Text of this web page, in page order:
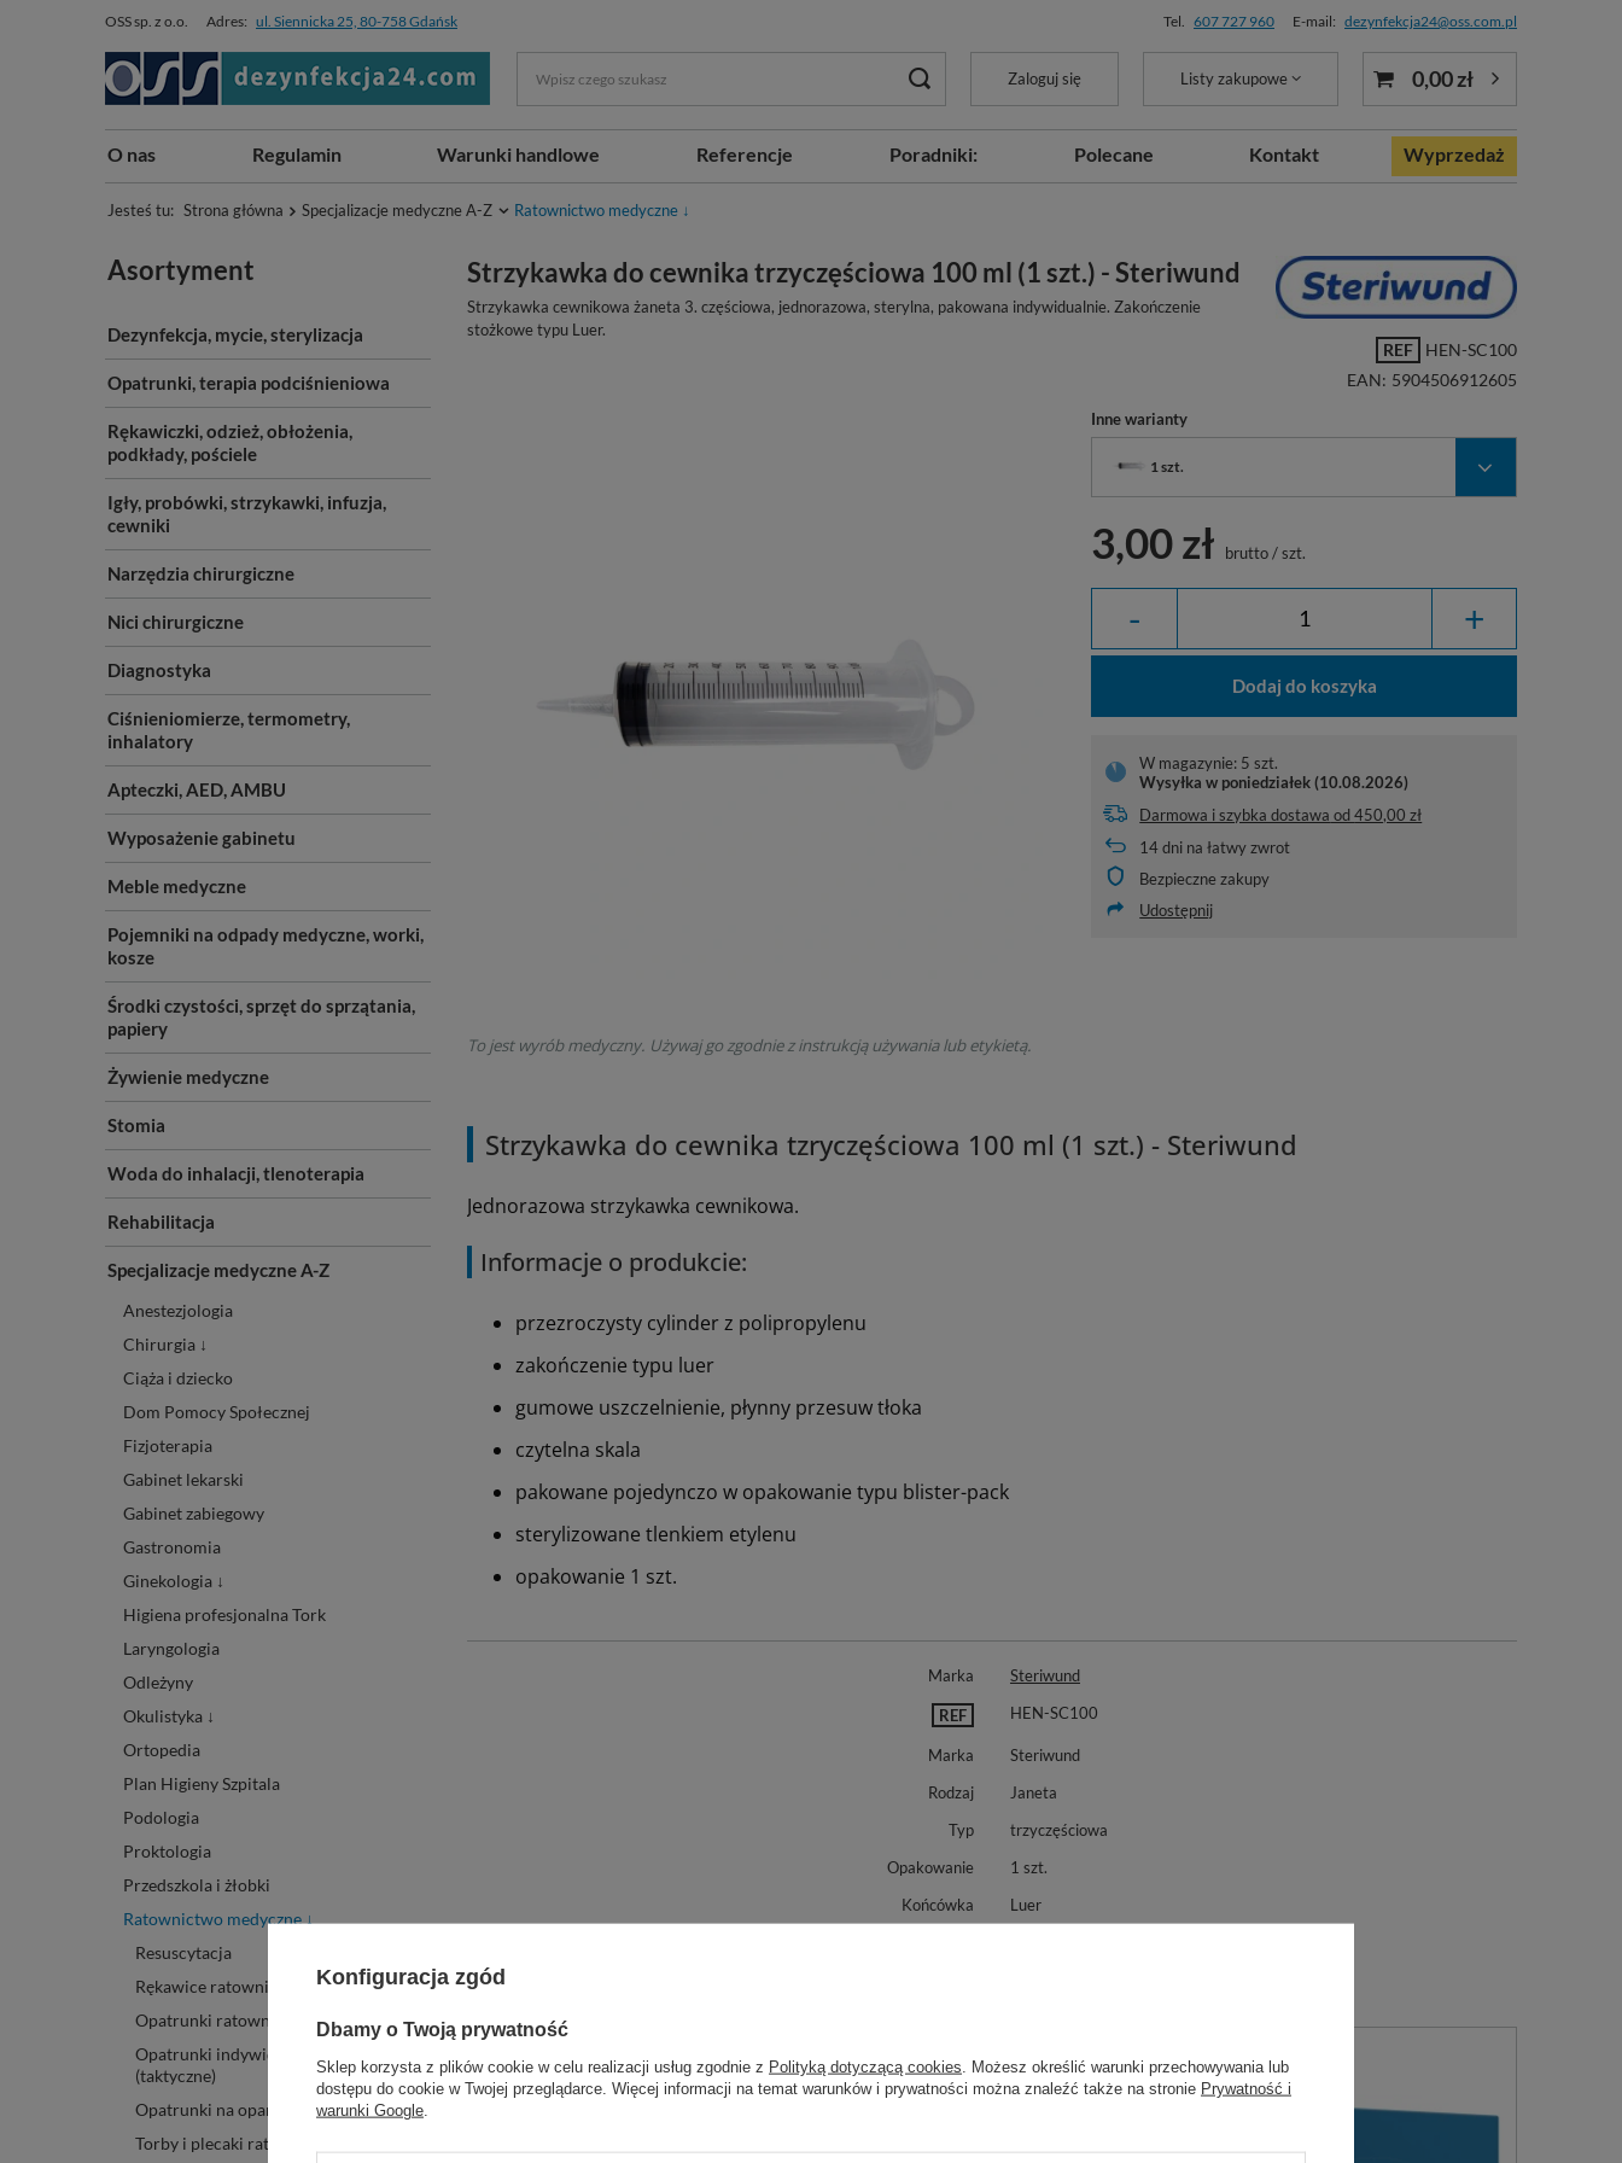
OSS sp. z o.o. Adres: ul. Siennicka 25, 80-758 Gdańsk Tel. 607 727 960 E-mail: dezynfekcja24@oss.com.pl
Zaloguj się Listy zakupowe 0,00 zł
O nas Regulamin Warunki handlowe Referencje Poradniki: Polecane Kontakt Wyprzedaż
Jesteś tu: Strona główna Specjalizacje medyczne A-Z Ratownictwo medyczne ↓
Asortyment
Dezynfekcja, mycie, sterylizacja
Opatrunki, terapia podciśnieniowa
Rękawiczki, odzież, obłożenia,
podkłady, pościele
Igły, probówki, strzykawki, infuzja,
cewniki
Narzędzia chirurgiczne
Nici chirurgiczne
Diagnostyka
Ciśnieniomierze, termometry,
inhalatory
Apteczki, AED, AMBU
Wyposażenie gabinetu
Meble medyczne
Pojemniki na odpady medyczne, worki,
kosze
Środki czystości, sprzęt do sprzątania,
papiery
Żywienie medyczne
Stomia
Woda do inhalacji, tlenoterapia
Rehabilitacja
Specjalizacje medyczne A-Z
Anestezjologia
Chirurgia ↓
Ciąża i dziecko
Dom Pomocy Społecznej
Fizjoterapia
Gabinet lekarski
Gabinet zabiegowy
Gastronomia
Ginekologia ↓
Higiena profesjonalna Tork
Laryngologia
Odleżyny
Okulistyka ↓
Ortopedia
Plan Higieny Szpitala
Podologia
Proktologia
Przedszkola i żłobki
Ratownictwo medyczne ↓
Resuscytacja
Rękawice ratownicze
Opatrunki ratownicze
Opatrunki indywidualne
(taktyczne)
Opatrunki na oparzenia
Torby i plecaki ratownicze
Strzykawka do cewnika trzyczęściowa 100 ml (1 szt.) - Steriwund
Strzykawka cewnikowa żaneta 3. częściowa, jednorazowa, sterylna, pakowana indywidualnie. Zakończenie
stożkowe typu Luer.
REF
HEN-SC100
EAN: 5904506912605
Inne warianty
1 szt.
3,00 zł brutto/szt.
- +
Dodaj do koszyka
W magazynie: 5 szt.
Wysyłkaw poniedziałek (10.08.2026)
Darmowa i szybka dostawa od450,00 zł
14dni na łatwy zwrot
Bezpieczne zakupy
Udostępnij
To jest wyrób medyczny. Używaj go zgodnie z instrukcją używania lub etykietą.
Strzykawka do cewnika tzryczęściowa 100 ml (1 szt.) - Steriwund
Jednorazowa strzykawka cewnikowa.
Informacje o produkcie:
przezroczysty cylinder z polipropylenu
zakończenie typu luer
gumowe uszczelnienie, płynny przesuw tłoka
czytelna skala
pakowane pojedynczo w opakowanie typu blister-pack
sterylizowane tlenkiem etylenu
opakowanie 1 szt.
Marka Steriwund
REF HEN-SC100
Marka
Steriwund
Rodzaj
Janeta
Typ
trzyczęściowa
Opakowanie
1 szt.
Końcówka
Luer
Proponujemy również:
Konfiguracja zgód
Dbamy o Twoją prywatność
Sklep korzysta z plików cookie w celu realizacji usług zgodnie z Polityką dotyczącą cookies . Możesz określić warunki przechowywania lub
dostępu do cookie w Twojej przeglądarce. Więcej informacji na temat warunków i prywatności można znaleźć także na stronie Prywatność i
warunki Google